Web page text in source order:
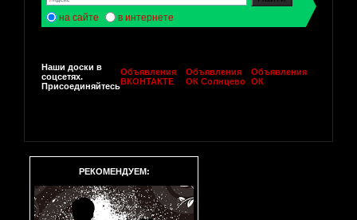
на сайте в интернете
Наши доски в
соцсетях.
Присоединяйтесь
Объявления
ВКОНТАКТЕ
Объявления
ОК Солнцево
Объявления
ОК
РЕКОМЕНДУЕМ: